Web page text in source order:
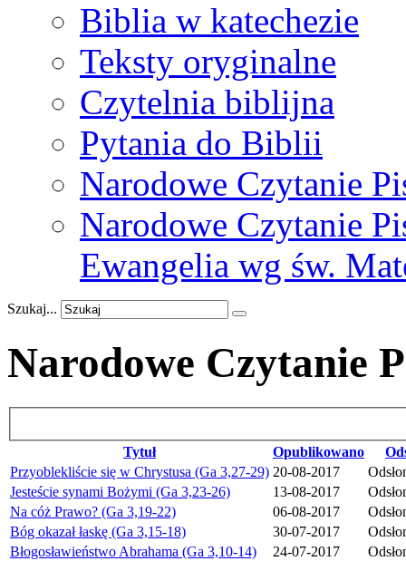
Biblia w katechezie
Teksty oryginalne
Czytelnia biblijna
Pytania do Biblii
Narodowe Czytanie
Narodowe Czytanie
Ewangelia wg św.
Szukaj...
Narodowe Czytanie
Tytuł Opublikowano
Przyoblekliście się w Chrystusa (Ga 3,27-29) 20-08-2017
Jesteście synami Bożymi (Ga 3,23-26)
13-08-2017
Na cóż Prawo? (Ga 3,19-22)
06-08-2017
Bóg okazał łaskę (Ga 3,15-18)
30-07-2017
Błogosławieństwo Abrahama (Ga 3,10-14)
24-07-2017